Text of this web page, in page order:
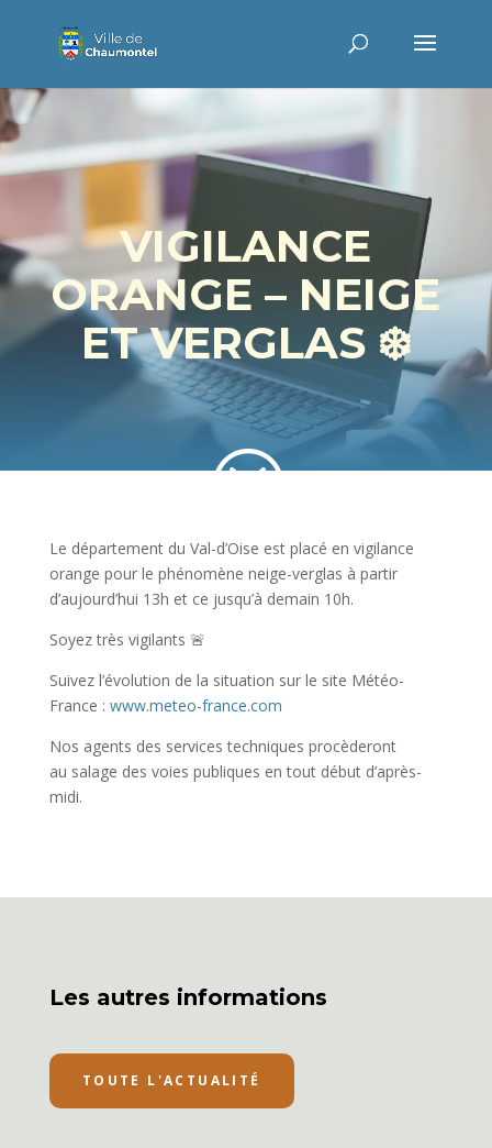
VIGILANCE
ORANGE – NEIGE
ET VERGLAS ❄️
?
Le département du Val-d’Oise est placé en vigilance
orange pour le phénomène neige-verglas à partir
d’aujourd’hui 13h et ce jusqu’à demain 10h.
Soyez très vigilants 🚨
Suivez l’évolution de la situation sur le site Météo-
France : www.meteo-france.com
Nos agents des services techniques procèderont
au salage des voies publiques en tout début d’après-
midi.
Les autres informations
TOUTE L'ACTUALITÉ